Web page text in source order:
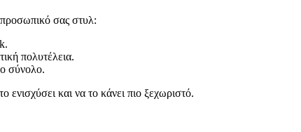
προσωπικό σας στυλ:
πολυτέλεια.
σύνολο.
ενισχύσει και να το κάνει πιο ξεχωριστό.